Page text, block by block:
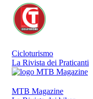
Cicloturismo
La Rivista dei Praticanti
MTB Magazine